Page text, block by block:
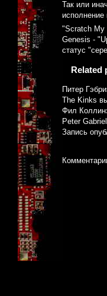
Так или
исполнение
"Scratch My
Genesis -
статус
Related
Питер
The Kinks
Фил
Peter
Запись